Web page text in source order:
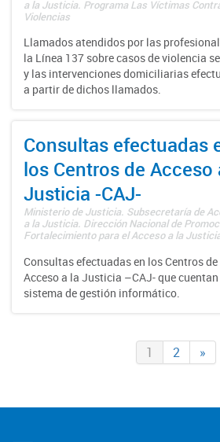
a la Justicia. Programa Las Víctimas
Violencias
Llamados atendidos por las
la Línea 137 sobre casos de violencia
y las intervenciones domiciliarias
a partir de dichos llamados.
Consultas efectuadas
los Centros de Acceso
Justicia -CAJ-
Ministerio de Justicia. Subsecretaría de
a la Justicia. Dirección Nacional de
Fortalecimiento para el Acceso a la
Consultas efectuadas en los Centros de
Acceso a la Justicia –CAJ- que
sistema de gestión informático.
1 2 »